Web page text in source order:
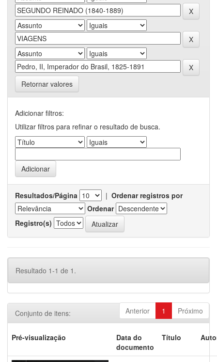
Retornar valores
Adicionar filtros:
Utilizar filtros para refinar o resultado de busca.
Resultados/Página | Ordenar registros por
Ordenar
Registro(s)
Resultado 1-1 de 1.
Anterior 1 Próximo
Conjunto de itens:
Pré-visualização
Data do
documento
Título